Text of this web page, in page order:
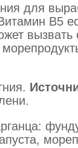
для
В5
вызвать